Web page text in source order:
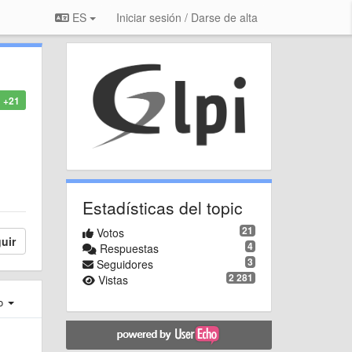
ES Iniciar sesión / Darse de alta
+21
Estadísticas del topic
21
Votos
4
Respuestas
3
Seguidores
2 281
Vistas